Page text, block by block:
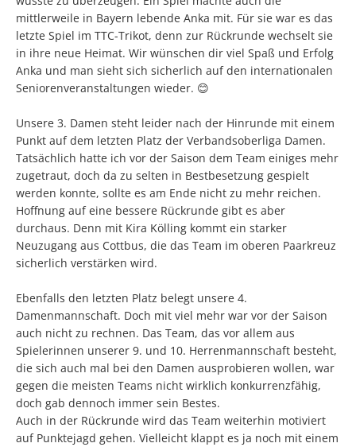
mittlerweile in Bayern lebende Anka mit. Für sie war es das
letzte Spiel im TTC-Trikot, denn zur Rückrunde wechselt sie
in ihre neue Heimat. Wir wünschen dir viel Spaß und Erfolg
Anka und man sieht sich sicherlich auf den internationalen
Seniorenveranstaltungen wieder. 😊
Unsere 3. Damen steht leider nach der Hinrunde mit einem
Punkt auf dem letzten Platz der Verbandsoberliga Damen.
Tatsächlich hatte ich vor der Saison dem Team einiges mehr
zugetraut, doch da zu selten in Bestbesetzung gespielt
werden konnte, sollte es am Ende nicht zu mehr reichen.
Hoffnung auf eine bessere Rückrunde gibt es aber
durchaus. Denn mit Kira Kölling kommt ein starker
Neuzugang aus Cottbus, die das Team im oberen Paarkreuz
sicherlich verstärken wird.
Ebenfalls den letzten Platz belegt unsere 4.
Damenmannschaft. Doch mit viel mehr war vor der Saison
auch nicht zu rechnen. Das Team, das vor allem aus
Spielerinnen unserer 9. und 10. Herrenmannschaft besteht,
die sich auch mal bei den Damen ausprobieren wollen, war
gegen die meisten Teams nicht wirklich konkurrenzfähig,
doch gab dennoch immer sein Bestes.
Auch in der Rückrunde wird das Team weiterhin motiviert
auf Punktejagd gehen. Vielleicht klappt es ja noch mit einem